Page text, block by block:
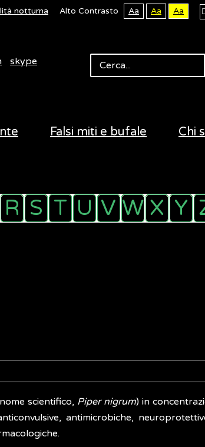
notturna Alto Contrasto Aa Aa Aa
skype
Falsi miti e bufale Chi
scientifico, Piper nigrum) in
antimicrobiche,